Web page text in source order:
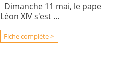
Dimanche 11 mai, le pape
Léon XIV s'est ...
Fiche complète >